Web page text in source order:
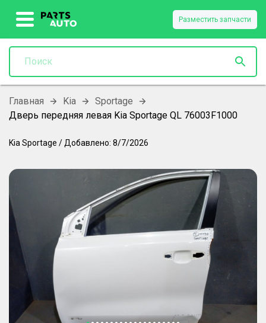
Разместить запчасти
Главная Kia
Sportage
Дверь передняя левая Kia Sportage QL 76003F1000
Kia Sportage / Добавлено: 8/7/2026